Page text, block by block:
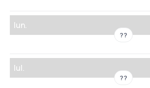
Iun.
??
Iul.
??